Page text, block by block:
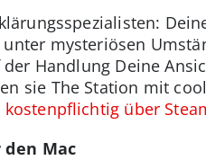
mysteriösen
Handlung Deine
sie The Station mit
kostenpflichtig über
Mac